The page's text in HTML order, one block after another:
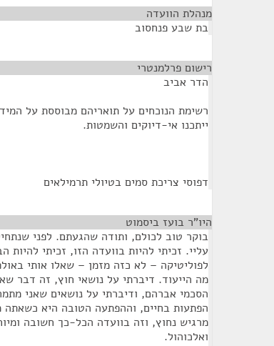
מנהלת הוועדה
בת שבע פנחסוב
רישום פרלמנטרי
הדר אביב
רשימת הנוכחים על תואריהם מבוססת על
ייתכנו אי-דיוקים והשמטות.
דפוסי צריכת סמים בטיולי תרמילאים
היו"ר בועז ביסמוט
בוקר טוב לכולם, ותודה שהגעתם. לפני
עליי. זכיתי להיות בוועדה הזו, זכיתי
לפוליטיקה – לא כזה מזמן – שאלו אותי
מה הייעוד. דיברתי על נושאי חוץ, זה דבר
הסכמי אברהם, ודיברתי על נושאים שאני
מרגיש נחוץ, וזה בוועדה הכל-כך חשובה
ואלכוהול.